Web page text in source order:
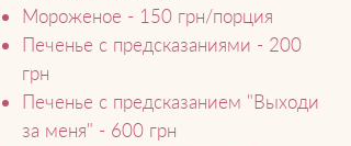
Мороженое - 150 грн/порция
Печенье с предсказаниями - 200
грн
Печенье с предсказанием "Выходи
за меня" - 600 грн